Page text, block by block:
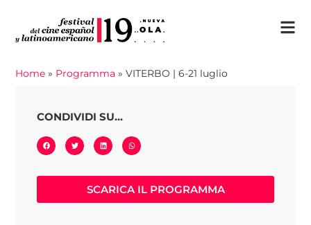
Home » Programma »VITERBO | 6-21 luglio
CONDIVIDI SU...
SCARICA IL PROGRAMMA